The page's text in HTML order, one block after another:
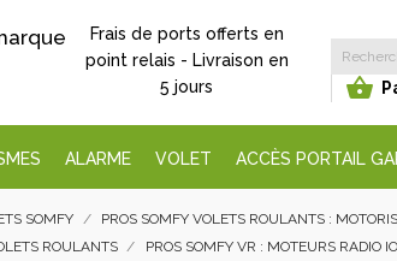
Frais de ports offerts en
point relais - Livraison en
5 jours

ALARME VOLET ACCÈS PORTAIL
SOMFY PROS SOMFY VOLETS ROULANTS :
ROULANTS PROS SOMFY VR : MOTEURS RADIO